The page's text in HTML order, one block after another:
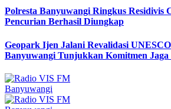
Polresta Banyuwangi Ringkus Residivis
Pencurian Berhasil Diungkap
Geopark Ijen Jalani Revalidasi
Banyuwangi Tunjukkan Komitmen Jaga